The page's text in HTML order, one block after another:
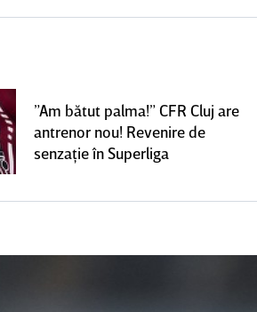
”Am bătut palma!” CFR Cluj are
antrenor nou! Revenire de
senzaţie în Superliga